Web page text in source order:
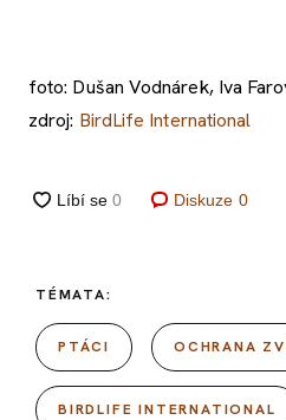
foto: Dušan Vodnárek, Iva
zdroj: BirdLife International
Diskuze 0
TÉMATA:
PTÁCI OCHRANA
BIRDLIFE INTERNATIONAL